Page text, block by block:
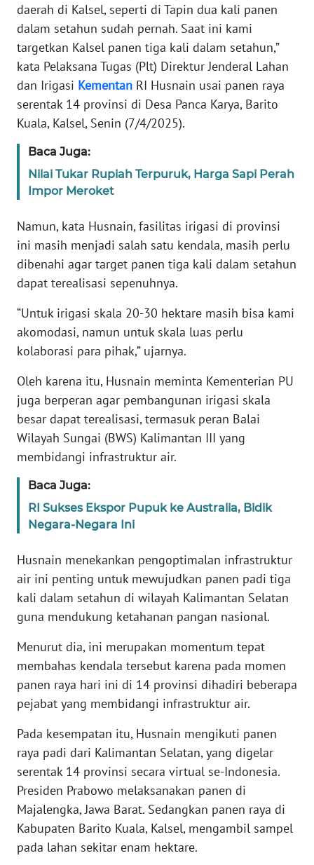
daerah di Kalsel, seperti di Tapin dua kali panen
dalam setahun sudah pernah. Saat ini kami
targetkan Kalsel panen tiga kali dalam setahun,”
kata Pelaksana Tugas (Plt) Direktur Jenderal Lahan
dan Irigasi Kementan RI Husnain usai panen raya
serentak 14 provinsi di Desa Panca Karya, Barito
Kuala, Kalsel, Senin (7/4/2025).
Baca Juga:
Nilai Tukar Rupiah Terpuruk, Harga Sapi Perah
Impor Meroket
Namun, kata Husnain, fasilitas irigasi di provinsi
ini masih menjadi salah satu kendala, masih perlu
dibenahi agar target panen tiga kali dalam setahun
dapat terealisasi sepenuhnya.
“Untuk irigasi skala 20-30 hektare masih bisa kami
akomodasi, namun untuk skala luas perlu
kolaborasi para pihak,” ujarnya.
Oleh karena itu, Husnain meminta Kementerian PU
juga berperan agar pembangunan irigasi skala
besar dapat terealisasi, termasuk peran Balai
Wilayah Sungai (BWS) Kalimantan III yang
membidangi infrastruktur air.
Baca Juga:
RI Sukses Ekspor Pupuk ke Australia, Bidik
Negara-Negara Ini
Husnain menekankan pengoptimalan infrastruktur
air ini penting untuk mewujudkan panen padi tiga
kali dalam setahun di wilayah Kalimantan Selatan
guna mendukung ketahanan pangan nasional.
Menurut dia, ini merupakan momentum tepat
membahas kendala tersebut karena pada momen
panen raya hari ini di 14 provinsi dihadiri beberapa
pejabat yang membidangi infrastruktur air.
Pada kesempatan itu, Husnain mengikuti panen
raya padi dari Kalimantan Selatan, yang digelar
serentak 14 provinsi secara virtual se-Indonesia.
Presiden Prabowo melaksanakan panen di
Majalengka, Jawa Barat. Sedangkan panen raya di
Kabupaten Barito Kuala, Kalsel, mengambil sampel
pada lahan sekitar enam hektare.
DISCLAIMER
Wahana
Regional
WN
SUMUT
WN
JAKARTA
JABAR
WN
BANTEN
WN
NTT
KEPRI
WN
PAPUA
PAPUA
WN
SERAMBI
JAMBI
WN
SULTRA
NTB
WN
SULTENG
WN